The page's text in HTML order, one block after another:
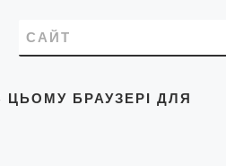
САЙТ
БРАУЗЕРІ ДЛЯ